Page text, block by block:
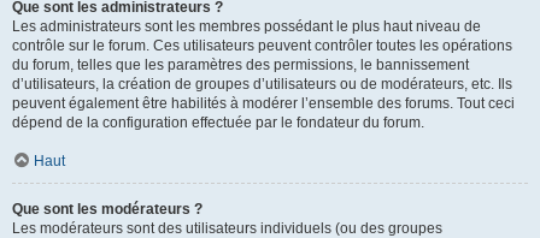
Que sont les administrateurs ?
Les administrateurs sont les membres possédant le plus haut niveau de
contrôle sur le forum. Ces utilisateurs peuvent contrôler toutes les opérations
du forum, telles que les paramètres des permissions, le bannissement
d’utilisateurs, la création de groupes d’utilisateurs ou de modérateurs, etc. Ils
peuvent également être habilités à modérer l’ensemble des forums. Tout ceci
dépend de la configuration effectuée par le fondateur du forum.
Haut
Que sont les modérateurs ?
Les modérateurs sont des utilisateurs individuels (ou des groupes